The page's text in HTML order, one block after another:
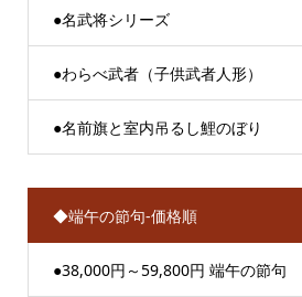
●名武将シリーズ
●わらべ武者（子供武者人形）
●名前旗と室内吊るし鯉のぼり
◆端午の節句-価格順
●38,000円～59,800円 端午の節句